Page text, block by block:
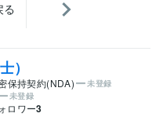
る
）
保持契約(NDA) 未登録
未登録
ロワー3